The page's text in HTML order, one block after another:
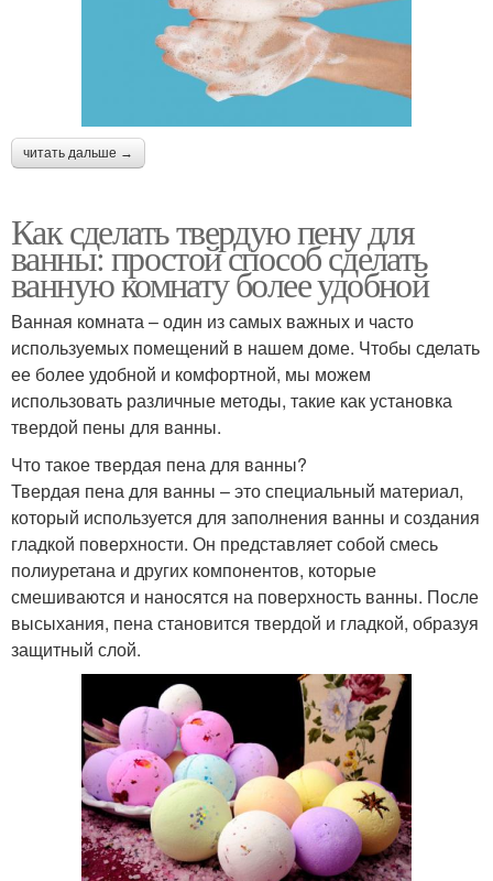
читать дальше →
Как сделать твердую пену для
ванны: простой способ сделать
ванную комнату более удобной
Ванная комната – один из самых важных и часто
используемых помещений в нашем доме. Чтобы сделать
ее более удобной и комфортной, мы можем
использовать различные методы, такие как установка
твердой пены для ванны.
Что такое твердая пена для ванны?
Твердая пена для ванны – это специальный материал,
который используется для заполнения ванны и создания
гладкой поверхности. Он представляет собой смесь
полиуретана и других компонентов, которые
смешиваются и наносятся на поверхность ванны. После
высыхания, пена становится твердой и гладкой, образуя
защитный слой.